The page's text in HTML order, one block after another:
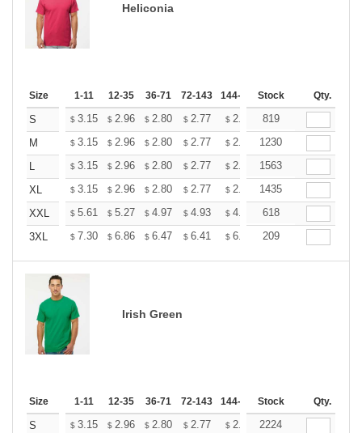
Heliconia
Size 1-11 12-35 36-71 72-143 144-287 288 + More
Stock Qty.
S $ 3.15 $ 2.96 $ 2.80 $ 2.77 $ 2.72 $2.70
819
M
$ 3.15 $ 2.96 $ 2.80 $ 2.77 $ 2.72 $2.70
1230
L
$ 3.15 $ 2.96 $ 2.80 $ 2.77 $ 2.72 $2.70
1563
XL
$ 3.15 $ 2.96 $ 2.80 $ 2.77 $ 2.72 $2.70
1435
XXL
$ 5.61 $ 5.27 $ 4.97 $ 4.93 $ 4.85 $4.80
618
3XL
$ 7.30 $ 6.86 $ 6.47 $ 6.41 $ 6.30 $6.25
209
Irish Green
Size 1-11 12-35 36-71 72-143 144-287 288 + More
Stock Qty.
S $ 3.15 $ 2.96 $ 2.80 $ 2.77 $ 2.72 $2.70
2224